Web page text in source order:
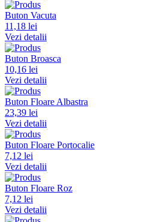
Buton Vacuta
11,18 lei
Vezi detalii
Buton Broasca
10,16 lei
Vezi detalii
Buton Floare Albastra
23,39 lei
Vezi detalii
Buton Floare Portocalie
7,12 lei
Vezi detalii
Buton Floare Roz
7,12 lei
Vezi detalii